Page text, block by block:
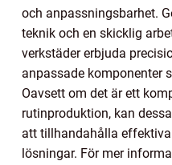
och anpassningsbarhet.
teknik och en skicklig
verkstäder erbjuda
anpassade komponenter
Oavsett om det är ett
rutinproduktion, kan
att tillhandahålla
lösningar. För mer